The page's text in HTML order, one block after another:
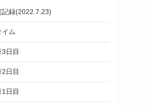
記録(2022.7.23)
ム
日目
日目
日目